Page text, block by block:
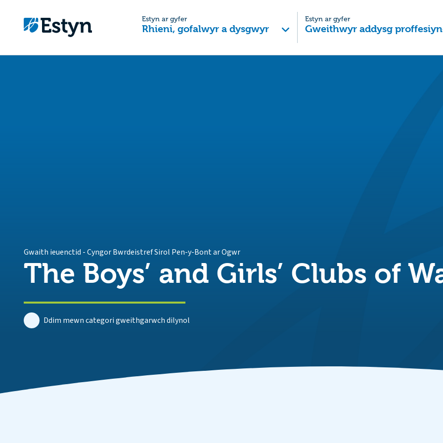
Estyn ar gyfer
Rhieni, gofalwyr a dysgwyr
Estyn ar gyfer
Gweithwyr addysg
Gwaith ieuenctid -Cyngor Bwrdeistref Sirol Pen-y-Bont ar Ogwr
The Boys’ and Girls’ Clubs of
Ddim mewn categori gweithgarwch dilynol